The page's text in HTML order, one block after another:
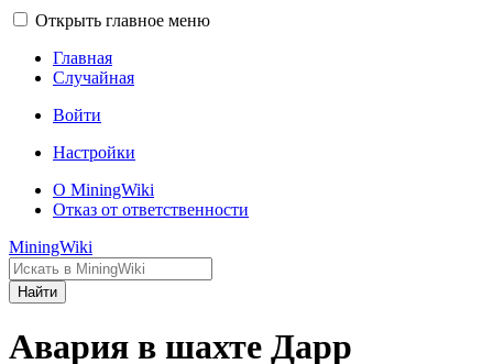
Открыть главное меню
Главная
Случайная
Войти
Настройки
О MiningWiki
Отказ от ответственности
MiningWiki
Найти
Авария в шахте Дарр